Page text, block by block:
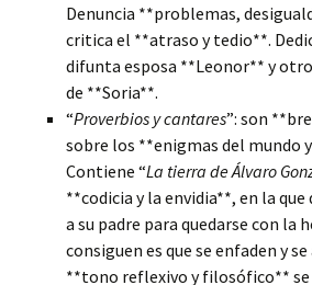
Denuncia **problemas,
critica el **atraso y tedio**.
difunta esposa **Leonor** y
de **Soria**.
“Proverbios y cantares”: son
sobre los **enigmas del mundo
Contiene “La tierra de Álvaro
**codicia y la envidia**, en la
a su padre para quedarse con la
consiguen es que se enfaden y
**tono reflexivo y filosófico** se